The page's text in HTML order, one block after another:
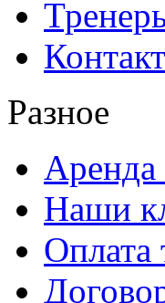
Разное
Аренда
Наши
Оплата